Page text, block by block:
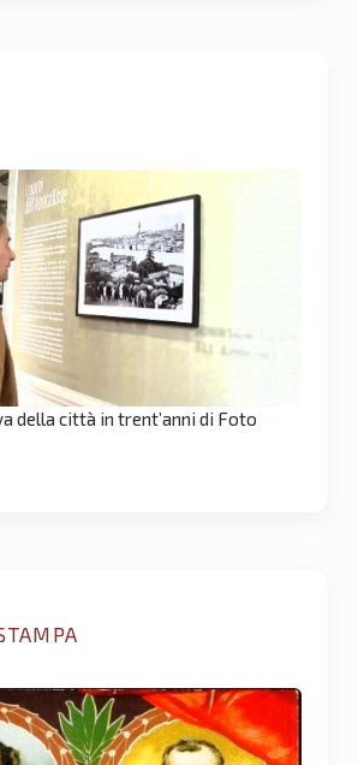
della città in trent’anni di Foto